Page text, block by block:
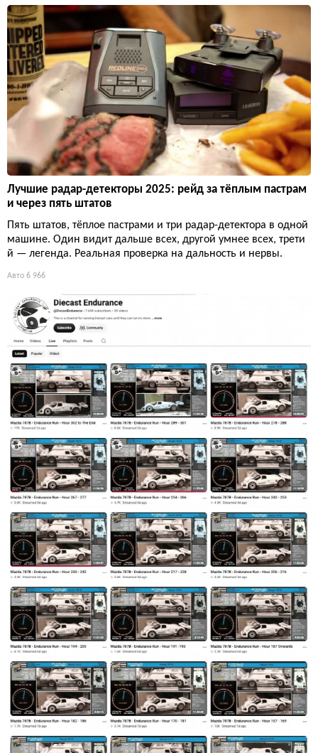
Лучшие радар-детекторы 2025: рейд за тёплым пастрам
и через пять штатов
Пять штатов, тёплое пастрами и три радар-детектора в одной
машине. Один видит дальше всех, другой умнее всех, трети
й — легенда. Реальная проверка на дальность и нервы.
Авто 6 966